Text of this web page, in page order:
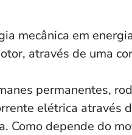
mecânica em
através de uma
permanentes,
elétrica através
Como depende do